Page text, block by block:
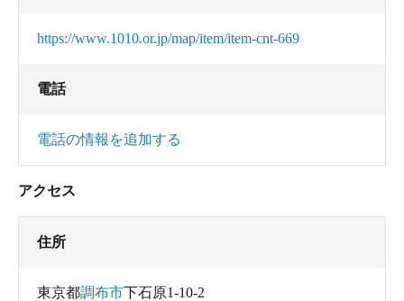
https://www.1010.or.jp/map/item/item-cnt-669
電話
電話の情報を追加する
アクセス
住所
東京都調布市下石原1-10-2